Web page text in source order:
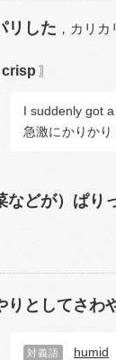
リした ， カリカ
crisp 〗
I suddenly got
急激にかりかり
などが）ぱり
りとしてさわ
対義語 humid